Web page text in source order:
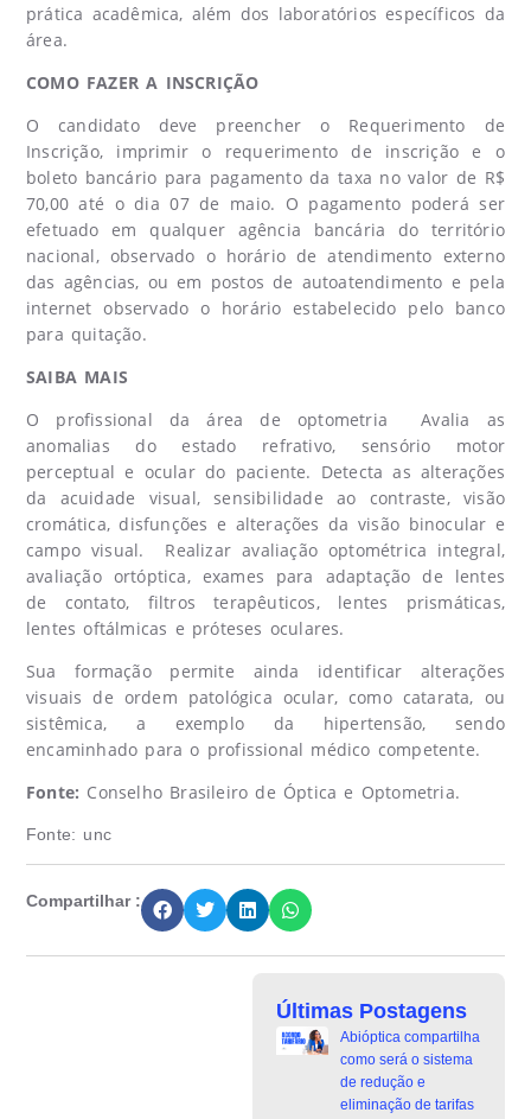
prática acadêmica, além dos laboratórios específicos da
área.
COMO FAZER A INSCRIÇÃO
O candidato deve preencher o Requerimento de
Inscrição, imprimir o requerimento de inscrição e o
boleto bancário para pagamento da taxa no valor de R$
70,00 até o dia 07 de maio. O pagamento poderá ser
efetuado em qualquer agência bancária do território
nacional, observado o horário de atendimento externo
das agências, ou em postos de autoatendimento e pela
internet observado o horário estabelecido pelo banco
para quitação.
SAIBA MAIS
O profissional da área de optometria Avalia as
anomalias do estado refrativo, sensório motor
perceptual e ocular do paciente. Detecta as alterações
da acuidade visual, sensibilidade ao contraste, visão
cromática, disfunções e alterações da visão binocular e
campo visual. Realizar avaliação optométrica integral,
avaliação ortóptica, exames para adaptação de lentes
de contato, filtros terapêuticos, lentes prismáticas,
lentes oftálmicas e próteses oculares.
Sua formação permite ainda identificar alterações
visuais de ordem patológica ocular, como catarata, ou
sistêmica, a exemplo da hipertensão, sendo
encaminhado para o profissional médico competente.
Fonte: Conselho Brasileiro de Óptica e Optometria.
Fonte: unc
Compartilhar :
Últimas Postagens
Abióptica compartilha
como será o sistema
de redução e
eliminação de tarifas